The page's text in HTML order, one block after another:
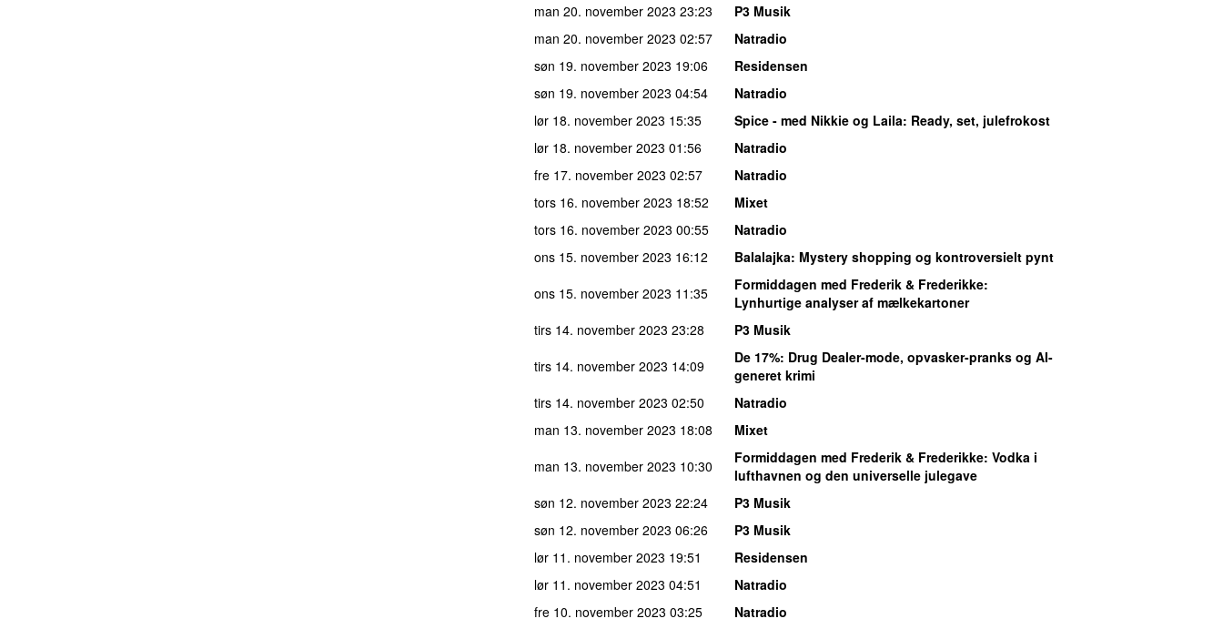
man 20. november 2023 23:23
P3 Musik
man 20. november 2023 02:57
Natradio
søn 19. november 2023 19:06
Residensen
søn 19. november 2023 04:54
Natradio
lør 18. november 2023 15:35 Spice - med Nikkie og Laila: Ready, set, julefrokost
lør 18. november 2023 01:56
Natradio
fre 17. november 2023 02:57
Natradio
tors 16. november 2023 18:52
Mixet
tors 16. november 2023 00:55
Natradio
ons 15. november 2023 16:12 Balalajka: Mystery shopping og kontroversielt pynt
ons 15. november 2023 11:35 Formiddagen med Frederik & Frederikke:
Lynhurtige analyser af mælkekartoner
tirs 14. november 2023 23:28
P3 Musik
tirs 14. november 2023 14:09 De 17%: Drug Dealer-mode, opvasker-pranks og AI-
generet krimi
tirs 14. november 2023 02:50
Natradio
man 13. november 2023 18:08
Mixet
man 13. november 2023 10:30 Formiddagen med Frederik & Frederikke: Vodka i
lufthavnen og den universelle julegave
søn 12. november 2023 22:24
P3 Musik
søn 12. november 2023 06:26
P3 Musik
lør 11. november 2023 19:51
Residensen
lør 11. november 2023 04:51
Natradio
fre 10. november 2023 03:25 Natradio